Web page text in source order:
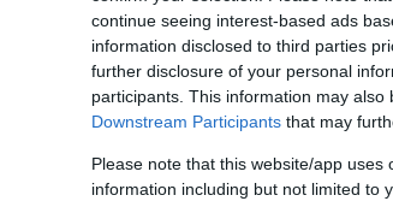
continue seeing interest-based ads
information disclosed to third parties
further disclosure of your personal
participants. This information may
Downstream Participants that may
Please note that this website/app
information including but not limited to
montagne quasi
paesaggio
Principali
Percorso
comodamente in